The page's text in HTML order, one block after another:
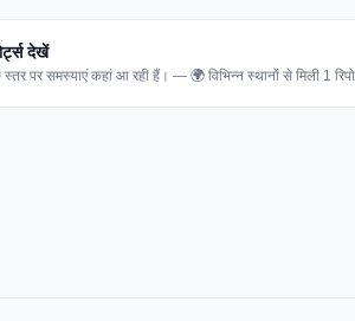
देखें
पर समस्याएं कहां आ रही हैं। — 🌍 विभिन्न स्थानों से मिली 1